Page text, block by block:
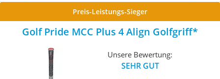
Preis-Leistungs-Sieger
Golf Pride MCC Plus 4 Align Golfgriff
Unsere Bewertung:
SEHR GUT